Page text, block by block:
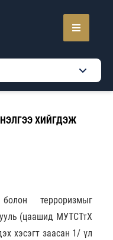
ХИЙГДЭЖ
терроризмыг
(цаашид МУТСТтХ
хэсэгт заасан 1/ үл